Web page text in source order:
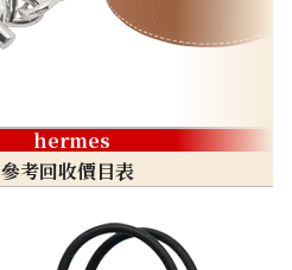
hermes
參考回收價目表